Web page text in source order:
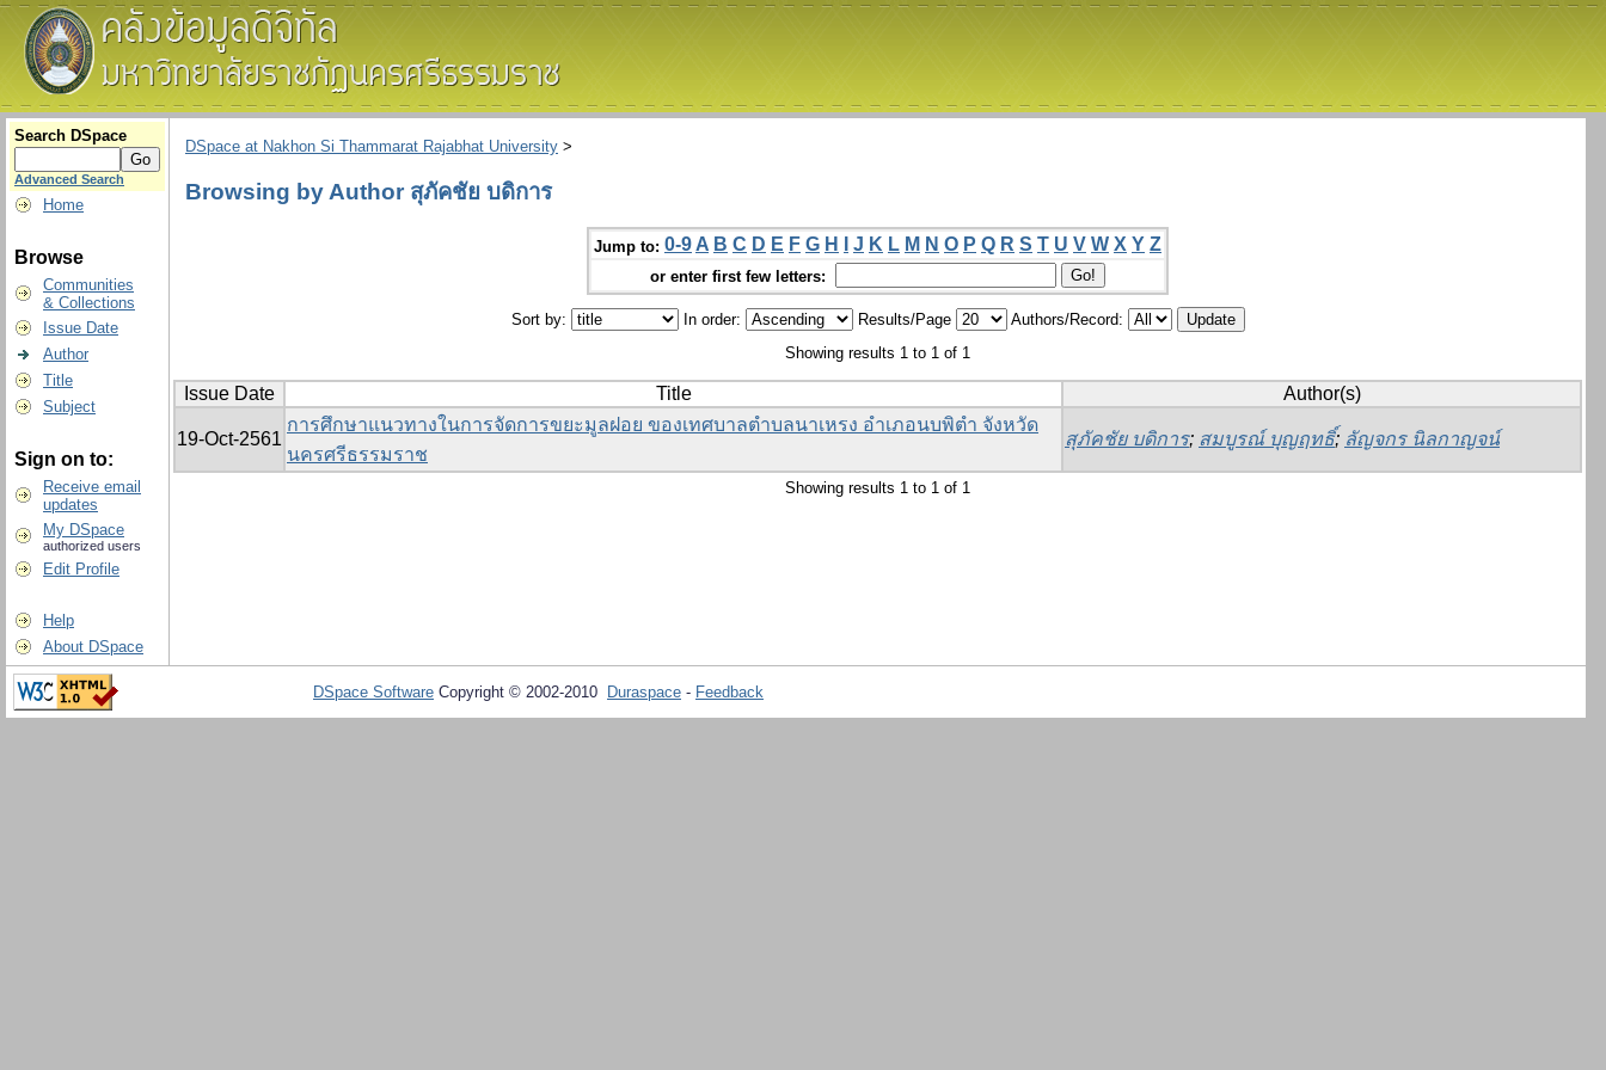
Search DSpace
Advanced Search
Home
Browse
Communities
& Collections
Issue Date
Author
Title
Subject
Sign on to:
Receive email
updates
My DSpace
authorized users
Edit Profile
Help
About DSpace
DSpace at Nakhon Si Thammarat Rajabhat University >
Browsing by Author สุภัคชัย บดิการ
Jump to: 0-9 A B C D E F G H J K L M N O P Q R S T U V W X Y Z
or enter first few letters:
Sort by: In order: Results/Page
Authors/Record:
Showing results 1 to 1 of 1
Issue Date Title Author(s)
19-Oct-2561
การศึกษาแนวทางในการจัดการขยะมูลฝอย ของเทศบาลตำบลนาเหรง อำเภอนบพิตำ จังหวัด
นครศรีธรรมราช
สุภัคชัย บดิการ; สมบูรณ์ บุญฤทธิ์; ลัญจกร นิลกาญจน์
Showing results 1 to 1 of 1
DSpace Software Copyright © 2002-2010 Duraspace - Feedback